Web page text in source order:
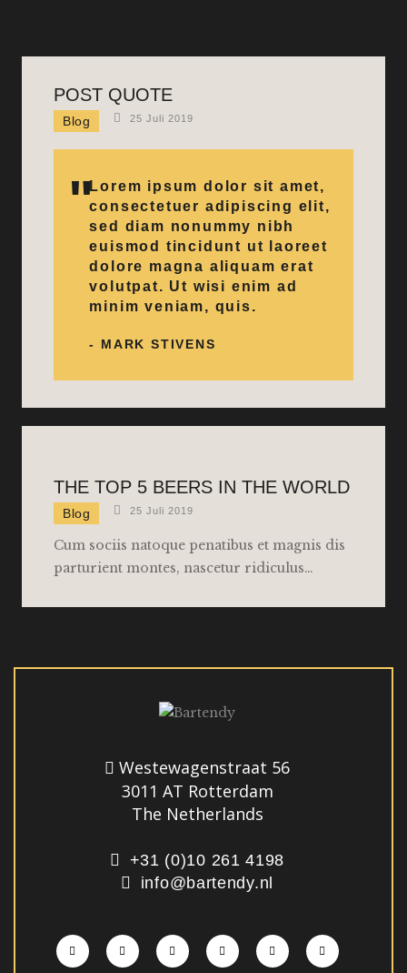
POST QUOTE
Blog 25 Juli 2019
Lorem ipsum dolor sit amet,
consectetuer adipiscing elit,
sed diam nonummy nibh
euismod tincidunt ut laoreet
dolore magna aliquam erat
volutpat. Ut wisi enim ad
minim veniam, quis.
- MARK STIVENS
THE TOP 5 BEERS IN THE WORLD
Blog 25 Juli 2019
Cum sociis natoque penatibus et magnis dis
parturient montes, nascetur ridiculus…
Westewagenstraat 56
3011 AT Rotterdam
The Netherlands
+31 (0)10 261 4198
info@bartendy.nl